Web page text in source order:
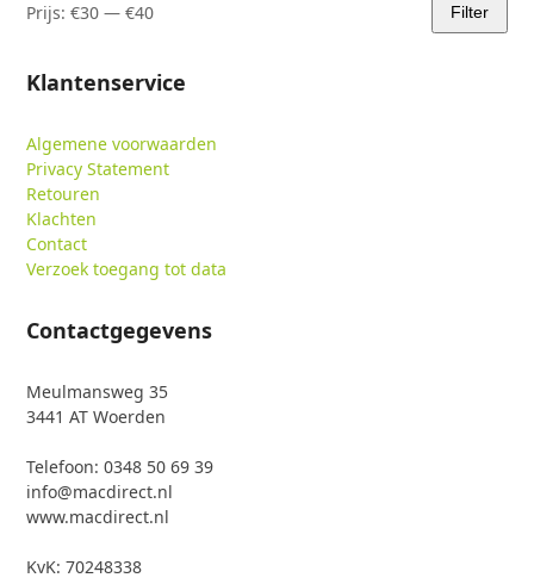
Min.
Max.
Filter
Prijs:€30 —€40
Klantenservice
Algemene voorwaarden
Privacy Statement
Retouren
Klachten
Contact
Verzoek toegang tot data
Contactgegevens
Meulmansweg 35
3441 AT Woerden
Telefoon: 0348 50 69 39
info@macdirect.nl
www.macdirect.nl
KvK: 70248338